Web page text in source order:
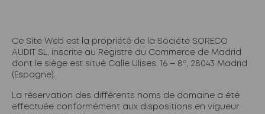
Ce Site Web est la propriété de la Société SORECO
AUDIT SL, inscrite au Registre du Commerce de Madrid
dont le siège est situé Calle Ulises, 16 – 8º, 28043 Madrid
(Espagne).
La réservation des différents noms de domaine a été
effectuée conformément aux dispositions en vigueur